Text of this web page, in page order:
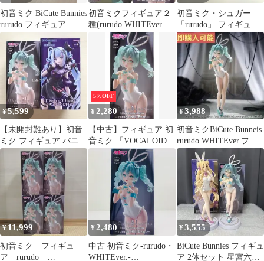
初音ミク BiCute Bunnies
rurudo フィギュア
初音ミクフィギュア２
種(rurudo WHITEver、
抹茶パフェ はっか)
初音ミク・シュガー
「rurudo」 フィギュア
3点セット まとめ売り
¥5,599
【未開封難あり】初音
ミク フィギュア バニー
rurudo 雪ミク×クロミ
5%OFF
¥ 2,280
【中古】フィギュア 初
音ミク 「VOCALOID」
BiCute Bunnies Figure-
rurudo WHITEver.-
¥3,988
初音ミクBiCute Bunneis
rurudo WHITEver.フィ
ギュア
¥11,999
初音ミク フィギュ
ア rurudo
¥2,480
中古 初音ミク-rurudo・
WHITEver.-
¥3,555
BiCute Bunnies フィギュ
ア 2体セット 星宮六喰